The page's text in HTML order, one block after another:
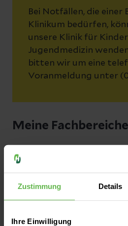
Zustimmung Details
Ihre Einwilligung
Bei Notfällen, die einer
Klinikum bedürfen,
unsere Klinik für
Jugendmedizin
bitten wir um eine
Voranmeldung unter
Meine Fachbereiche
Ihr Kind ist von Geburt
Jugendliche bei allen